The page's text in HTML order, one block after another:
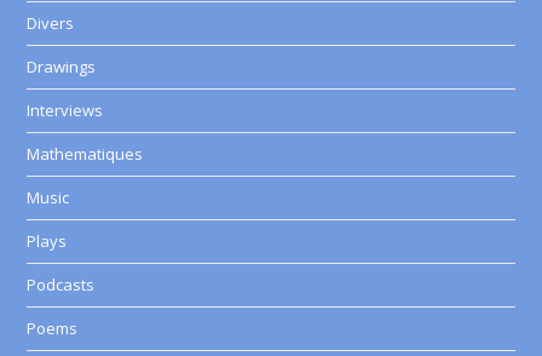
Divers
Drawings
Interviews
Mathematiques
Music
Plays
Podcasts
Poems